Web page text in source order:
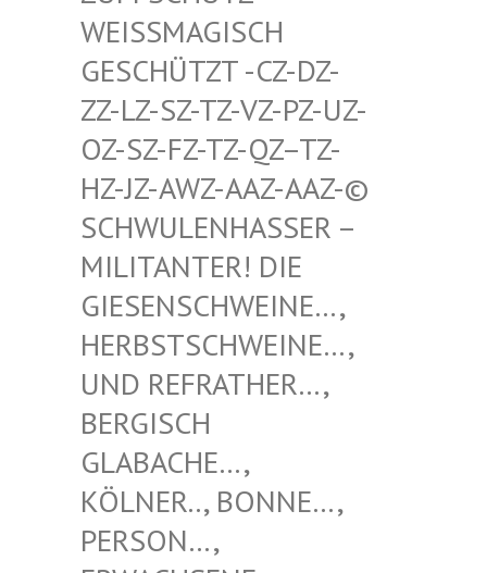
GISCH GESCHÜT
ZT -CZ-DZ-ZZ-LZ-S
Z-TZ-VZ-PZ-UZ-OZ-SZ-F
Z-TZ-QZ–TZ-HZ-JZ-A
WZ-AAZ-AAZ-© SCHWULE
NHASSER – MILITAN
TER! DIE GIESENS
CHWEINE…, HERBSTS
CHWEINE…, UND REF
RATHER…, BERGISC
H GLABACH
E…, KÖLNER.
., BONNE…, PERSON…
, ERWACHS